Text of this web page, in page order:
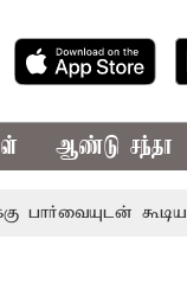
ஆண்டு சந்தா
கூடிய